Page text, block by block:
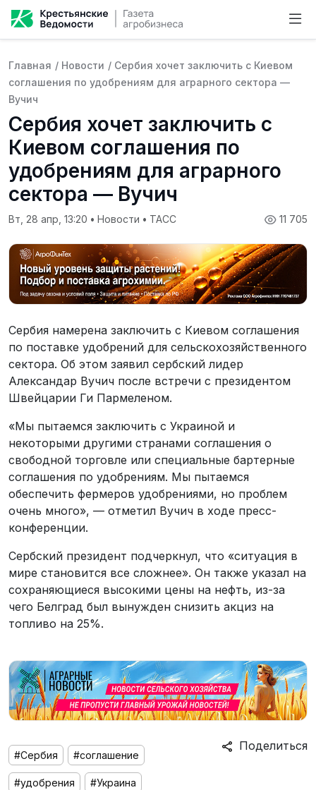
Главная / Новости / Сербия хочет заключить с Киевом
соглашения по удобрениям для аграрного сектора —
Вучич
Сербия хочет заключить с
Киевом соглашения по
удобрениям для аграрного
сектора — Вучич
11 705
Вт, 28 апр, 13:20 • Новости • ТАСС
Сербия намерена заключить с Киевом соглашения
по поставке удобрений для сельскохозяйственного
сектора. Об этом заявил сербский лидер
Александар Вучич после встречи с президентом
Швейцарии Ги Пармеленом.
«Мы пытаемся заключить с Украиной и
некоторыми другими странами соглашения о
свободной торговле или специальные бартерные
соглашения по удобрениям. Мы пытаемся
обеспечить фермеров удобрениями, но проблем
очень много», — отметил Вучич в ходе пресс-
конференции.
Сербский президент подчеркнул, что «ситуация в
мире становится все сложнее». Он также указал на
сохраняющиеся высокими цены на нефть, из-за
чего Белград был вынужден снизить акциз на
топливо на 25%.
Поделиться
#Сербия #соглашение
#удобрения #Украина